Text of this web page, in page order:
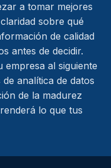
a tomar mejores
sobre qué
de calidad
antes de decidir.
empresa al siguiente
de analítica de datos
de la madurez
lo que tus